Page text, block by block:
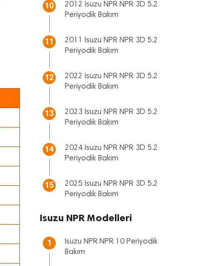
10
2012 Isuzu NPR NPR 3D 5.2
Periyodik Bakım
11
2011 Isuzu NPR NPR 3D 5.2
Periyodik Bakım
12
2022 Isuzu NPR NPR 3D 5.2
Periyodik Bakım
13
2023 Isuzu NPR NPR 3D 5.2
Periyodik Bakım
14
2024 Isuzu NPR NPR 3D 5.2
Periyodik Bakım
15
2025 Isuzu NPR NPR 3D 5.2
Periyodik Bakım
Isuzu NPR Modelleri
1
Isuzu NPR NPR 10 Periyodik
Bakım